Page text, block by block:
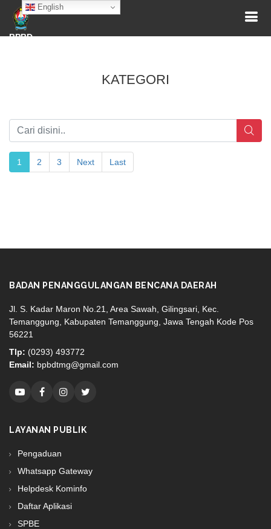
English
BPBD
KATEGORI
1 2 3 Next Last
BADAN PENANGGULANGAN BENCANA DAERAH
Jl. S. Kadar Maron No.21, Area Sawah, Gilingsari, Kec.
Temanggung, Kabupaten Temanggung, Jawa Tengah Kode Pos
56221
Tlp: (0293) 493772
Email: bpbdtmg@gmail.com
LAYANAN PUBLIK
Pengaduan
Whatsapp Gateway
Helpdesk Kominfo
Daftar Aplikasi
SPBE